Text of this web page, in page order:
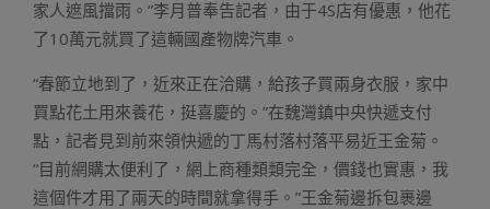
家人遮風擋雨。”李月普奉告記者，由于4S店有優惠，他花
了10萬元就買了這輛國產物牌汽車。
“春節立地到了，近來正在洽購，給孩子買兩身衣服，家中
買點花土用來養花，挺喜慶的。”在魏灣鎮中央快遞支付
點，記者見到前來領快遞的丁馬村落村落平易近王金菊。
“目前網購太便利了，網上商種類類完全，價錢也實惠，我
這個件才用了兩天的時間就拿得手。”王金菊邊拆包裹邊